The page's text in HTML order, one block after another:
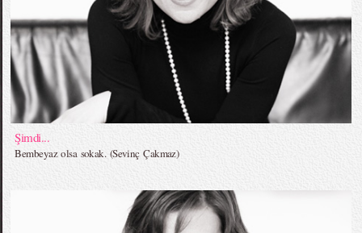
Şimdi...
Bembeyaz olsa sokak. (Sevinç Çakmaz)